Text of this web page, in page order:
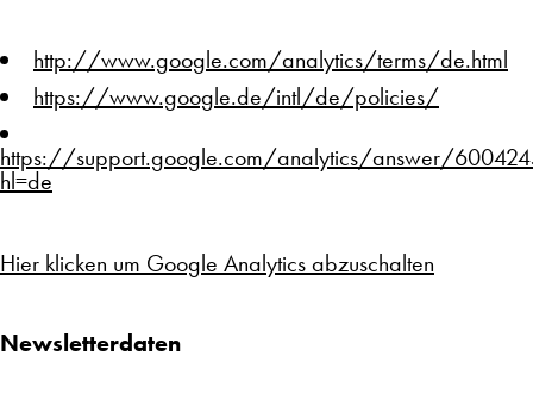
http://www.google.com/analytics/terms/de.html
https://www.google.de/intl/de/policies/
https://support.google.com/analytics/answer/
hl=de
Hier klicken um Google Analytics abzuschalten
Newsletterdaten